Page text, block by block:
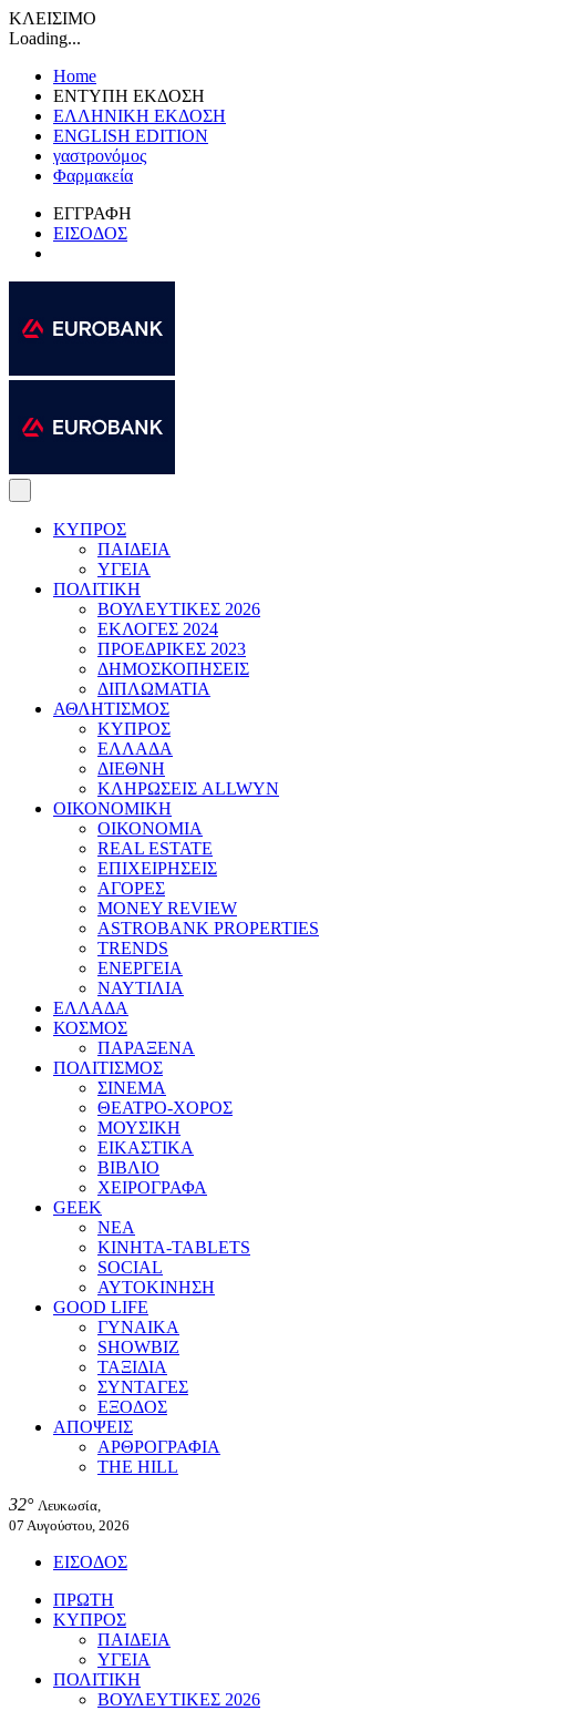
ΚΛΕΙΣΙΜΟ
Loading...
Home
ΕΝΤΥΠΗ ΕΚΔΟΣΗ
ΕΛΛΗΝΙΚΗ ΕΚΔΟΣΗ
ENGLISH EDITION
γαστρονόμος
Φαρμακεία
ΕΓΓΡΑΦΗ
ΕΙΣΟΔΟΣ
ΚΥΠΡΟΣ
ΠΑΙΔΕΙΑ
ΥΓΕΙΑ
ΠΟΛΙΤΙΚΗ
ΒΟΥΛΕΥΤΙΚΕΣ 2026
ΕΚΛΟΓΕΣ 2024
ΠΡΟΕΔΡΙΚΕΣ 2023
ΔΗΜΟΣΚΟΠΗΣΕΙΣ
ΔΙΠΛΩΜΑΤΙΑ
ΑΘΛΗΤΙΣΜΟΣ
ΚΥΠΡΟΣ
ΕΛΛΑΔΑ
ΔΙΕΘΝΗ
ΚΛΗΡΩΣΕΙΣ ALLWYN
ΟΙΚΟΝΟΜΙΚΗ
ΟΙΚΟΝΟΜΙΑ
REAL ESTATE
ΕΠΙΧΕΙΡΗΣΕΙΣ
ΑΓΟΡΕΣ
MONEY REVIEW
ASTROBANK PROPERTIES
TRENDS
ΕΝΕΡΓΕΙΑ
ΝΑΥΤΙΛΙΑ
ΕΛΛΑΔΑ
ΚΟΣΜΟΣ
ΠΑΡΑΞΕΝΑ
ΠΟΛΙΤΙΣΜΟΣ
ΣΙΝΕΜΑ
ΘΕΑΤΡΟ-ΧΟΡΟΣ
ΜΟΥΣΙΚΗ
ΕΙΚΑΣΤΙΚΑ
ΒΙΒΛΙΟ
ΧΕΙΡΟΓΡΑΦΑ
GEEK
ΝΕΑ
ΚΙΝΗΤΑ-TABLETS
SOCIAL
ΑΥΤΟΚΙΝΗΣΗ
GOOD LIFE
ΓΥΝΑΙΚΑ
SHOWBIZ
ΤΑΞΙΔΙΑ
ΣΥΝΤΑΓΕΣ
ΕΞΟΔΟΣ
ΑΠΟΨΕΙΣ
ΑΡΘΡΟΓΡΑΦΙΑ
THE HILL
32° Λευκωσία,
07 Αυγούστου, 2026
ΕΙΣΟΔΟΣ
ΠΡΩΤΗ
ΚΥΠΡΟΣ
ΠΑΙΔΕΙΑ
ΥΓΕΙΑ
ΠΟΛΙΤΙΚΗ
ΒΟΥΛΕΥΤΙΚΕΣ 2026